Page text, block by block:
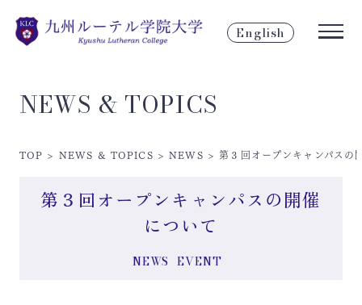
English
NEWS & TOPICS
TOP > NEWS & TOPICS >NEWS > 第３回オープンキャンパスの
第３回オープンキャンパスの開催
について
NEWS EVENT